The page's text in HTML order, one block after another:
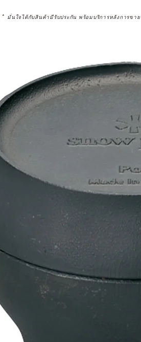
* มั่นใจได้กับสินค้ามีรับประกัน พร้อมบริการหลังการขาย